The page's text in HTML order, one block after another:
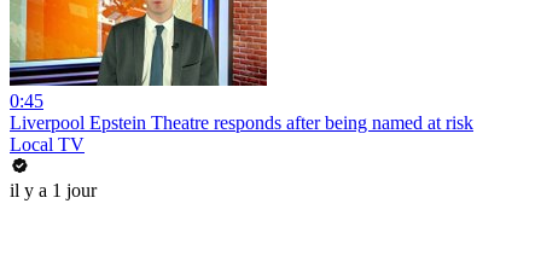
0:45
Liverpool Epstein Theatre responds after being named at risk
Local TV
il y a 1 jour